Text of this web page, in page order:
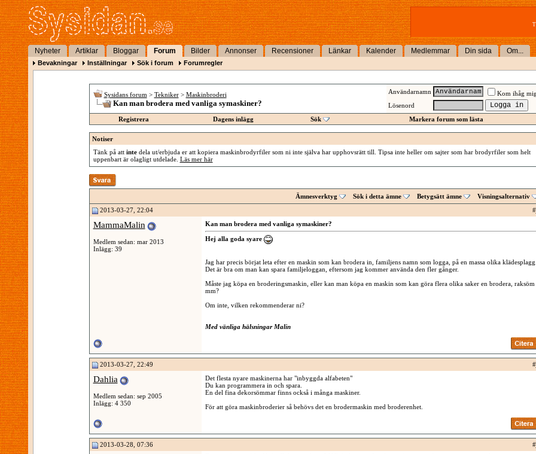
Nyheter Artiklar Bloggar Forum Bilder Annonser Recensioner Länkar Kalender Medlemmar Din sida Om...
Bevakningar Inställningar Sök i forum Forumregler
Sysidans forum > Tekniker > Maskinbroderi
Kan man brodera med vanliga symaskiner?
Användarnamn
Kom ihåg
Lösenord
Registrera
Dagens inlägg Sök Markera forum som lästa
Notiser
Tänk på att intedela ut/erbjuda er att kopiera maskinbrodyrfiler som ni inte själva har upphovsrätt till. Tipsa inte heller om sajter som har brodyrfiler som helt
uppenbart är olagligt utdelade. Läs mer här
Ämnesverktyg Sök i detta ämne Betygsätt ämne
Visningsalternativ
2013-03-27, 22:04
#
MammaMalin
Medlem sedan: mar 2013
Inlägg: 39
Kan man brodera med vanliga symaskiner?
Hej alla goda syare
Jag har precis börjat leta efter en maskin som kan brodera in, familjens namn som logga, på en massa olika
Det är bra om man kan spara familjeloggan, eftersom jag kommer använda den fler gånger.
Måste jag köpa en broderingsmaskin, eller kan man köpa en maskin som kan göra flera olika saker en brodera, raksöm
mm?
Om inte, vilken rekommenderar ni?
Med vänliga hälsningar Malin
2013-03-27, 22:49 #
Dahlia
Medlem sedan: sep 2005
Inlägg: 4 350
Det flesta nyare maskinerna har "inbyggda alfabeten"
Du kan programmera in och spara.
En del fina dekorsömmar finns också i många maskiner.
För att göra maskinbroderier så behövs det en brodermaskin med broderenhet.
2013-03-28, 07:36 #